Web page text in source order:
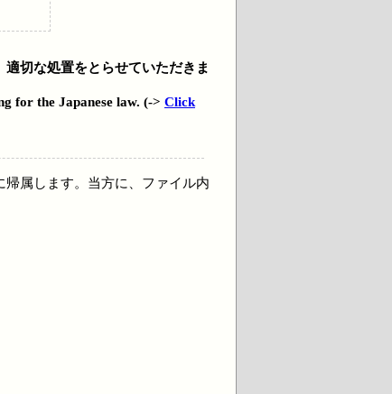
適切な処置をとらせていただきま
for the Japanese law. (-> Click
属します。当方に、ファイル内